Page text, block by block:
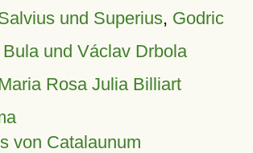
und Superius, Godric
und Václav Drbola
Rosa Julia Billiart
von Catalaunum